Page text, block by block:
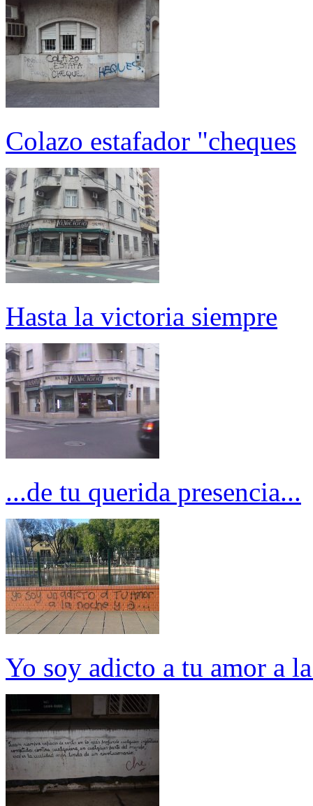
Colazo estafador "cheques
Hasta la victoria siempre
...de tu querida presencia...
Yo soy adicto a tu amor a